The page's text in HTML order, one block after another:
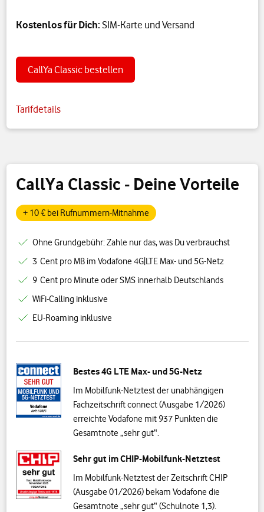
CallYa Classic - Deine Vorteile
+ 10 € bei Rufnummern-Mitnahme
Ohne Grundgebühr: Zahle nur das, was Du verbrauchst
3 Cent pro MB im Vodafone 4G|LTE Max- und 5G-Netz
9 Cent pro Minute oder SMS innerhalb Deutschlands
WiFi-Calling inklusive
EU-Roaming inklusive
Bestes 4G LTE Max- und 5G-Netz
Im Mobilfunk-Netztest der unabhängigen
Fachzeitschrift connect (Ausgabe 1/2026)
erreichte Vodafone mit 937 Punkten die
Gesamtnote „sehr gut“.
Sehr gut im CHIP-Mobilfunk-Netztest
Im Mobilfunk-Netztest der Zeitschrift CHIP
(Ausgabe 01/2026) bekam Vodafone die
Gesamtnote „sehr gut“ (Schulnote 1,3).
Kostenlos für Dich: SIM-Karte und Versand
CallYa Classic bestellen
Tarifdetails